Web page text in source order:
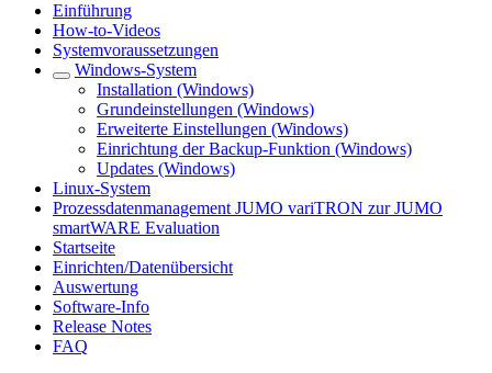
Einführung
How-to-Videos
Systemvoraussetzungen
Windows-System
Installation (Windows)
Grundeinstellungen (Windows)
Erweiterte Einstellungen (Windows)
Einrichtung der Backup-Funktion (Windows)
Updates (Windows)
Linux-System
Prozessdatenmanagement JUMO variTRON zur JUMO
smartWARE Evaluation
Startseite
Einrichten/Datenübersicht
Auswertung
Software-Info
Release Notes
FAQ